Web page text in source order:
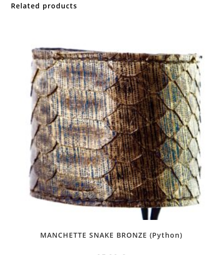
Related products
MANCHETTE SNAKE BRONZE (Python)